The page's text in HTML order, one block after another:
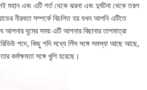
মহান এবং এটি গর্ত থেকে ঝরনা এবং দুর্ঘটনা থেকে তরল
নীরবতা সম্পর্কে বিচলিত হয় যখন আপনি এটিতে
আপনার ঘুমের সময় এটি আপনার বিছানার তাপমাত্রা
রিভিউ পদে, কিছু গদি মধ্যে লিঁস সঙ্গে সমস্যা আছে আছে,
কর্মক্ষমতা সঙ্গে খুশি হয়েছে।